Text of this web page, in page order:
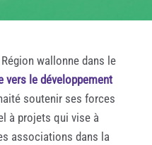
wallonne dans le
vers le développement
soutenir ses forces
à projets qui vise à
associations dans la